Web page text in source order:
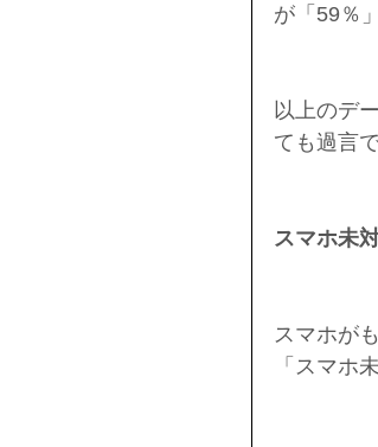
が「59％
以上のデ
ても過言
スマホ未
スマホが
「スマホ